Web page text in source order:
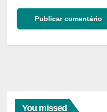
You missed